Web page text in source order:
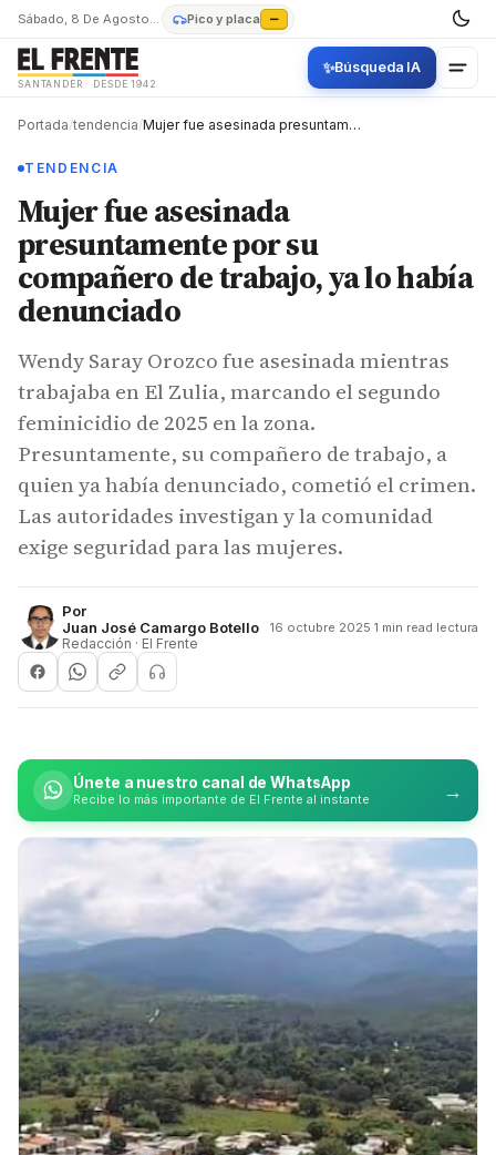
Pico y placa —
SANTANDER · DESDE 1942
✨Búsqueda IA
Portada/tendencia/ Mujer fue asesinada presuntamente por su compañero de trabajo, ya lo había denunciado
TENDENCIA
Mujer fue asesinada
presuntamente por su
compañero de trabajo, ya lo había
denunciado
Wendy Saray Orozco fue asesinada mientras
trabajaba en El Zulia, marcando el segundo
feminicidio de 2025 en la zona.
Presuntamente, su compañero de trabajo, a
quien ya había denunciado, cometió el crimen.
Las autoridades investigan y la comunidad
exige seguridad para las mujeres.
Por
Juan José Camargo Botello
Redacción · El Frente
16 octubre 2025·1 min read lectura
Únete a nuestro canal de WhatsApp
Recibe lo más importante de El Frente al instante →